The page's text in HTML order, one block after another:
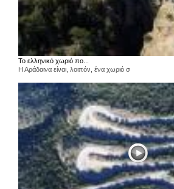
Το ελληνικό χωριό πο...
Η Αράδαινα είναι, λοιπόν, ένα χωριό σ